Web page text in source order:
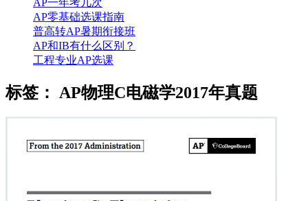
AP零基础选课指南
普高转AP暑期衔接班
AP和IB有什么区别？
工程专业AP选课
标签： AP物理C电磁学2017年真题